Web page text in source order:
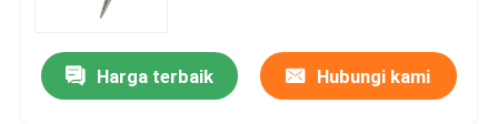
Harga terbaik Hubungi kami